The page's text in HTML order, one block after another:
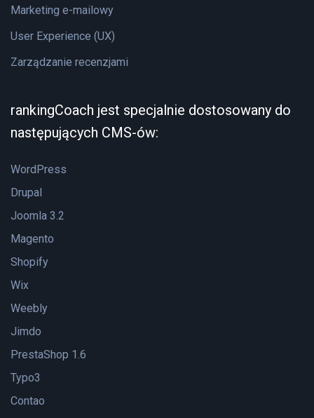
Marketing e-mailowy
User Experience (UX)
Zarządzanie recenzjami
rankingCoach jest specjalnie dostosowany do
następujących CMS-ów:
WordPress
Drupal
Joomla 3.2
Magento
Shopify
Wix
Weebly
Jimdo
PrestaShop 1.6
Typo3
Contao